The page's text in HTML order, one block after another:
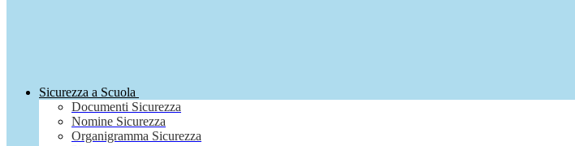
Sicurezza a Scuola
Documenti Sicurezza
Nomine Sicurezza
Organigramma Sicurezza